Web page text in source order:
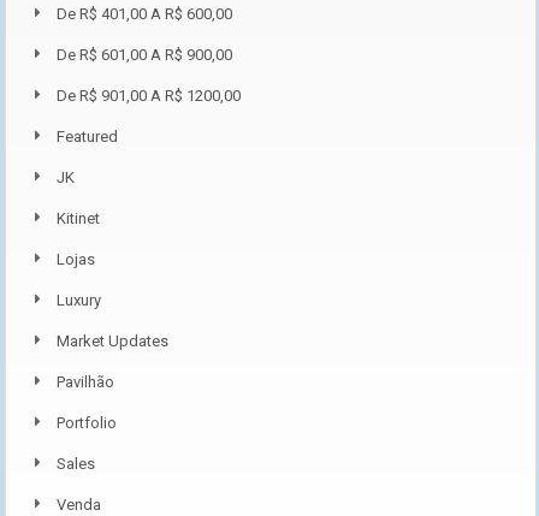
De R$ 401,00 A R$ 600,00
De R$ 601,00 A R$ 900,00
De R$ 901,00 A R$ 1200,00
Featured
JK
Kitinet
Lojas
Luxury
Market Updates
Pavilhão
Portfolio
Sales
Venda